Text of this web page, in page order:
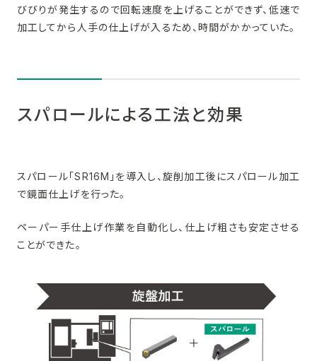
びびりが発生するので回転速度を上げることができず、低速で
加工してから人手の仕上げが入るため、時間がかかっていた。
スパロールによる工法と効果
スパロール「SR16M」を導入し、旋削加工後にスパロール加工
で鏡面仕上げを行った。
ペーパー手仕上げ作業を自動化し、仕上げ粗さも安定させる
ことができた。